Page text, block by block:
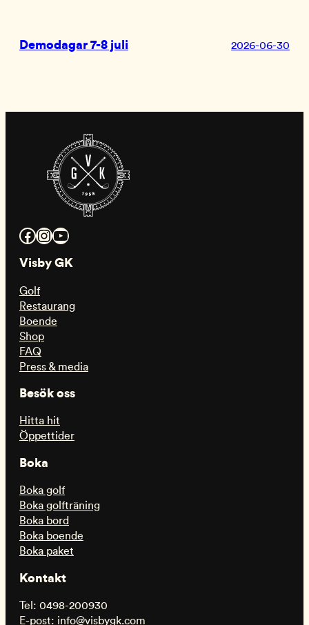
Demodagar 7-8 juli 2026-06-30
Facebook InstagramYouTube
Visby GK
Golf
Restaurang
Boende
Shop
FAQ
Press & media
Besök oss
Hitta hit
Öppettider
Boka
Boka golf
Boka golfträning
Boka bord
Boka boende
Boka paket
Kontakt
Tel: 0498-200930
E-post: info@visbygk.com